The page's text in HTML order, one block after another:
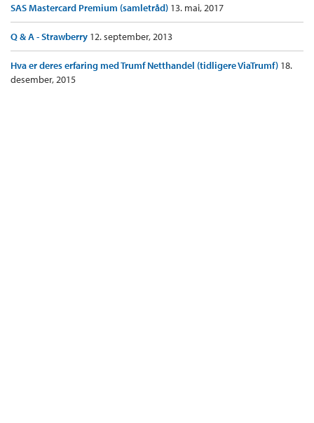
SAS Mastercard Premium (samletråd) 13. mai, 2017
Q & A - Strawberry 12. september, 2013
Hva er deres erfaring med Trumf Netthandel (tidligere ViaTrumf) 18.
desember, 2015